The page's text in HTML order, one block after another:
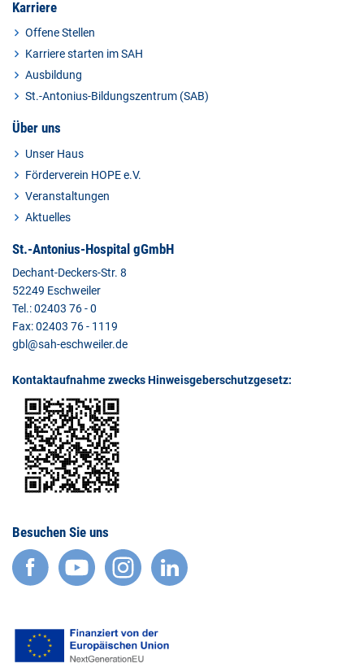
Karriere
Offene Stellen
Karriere starten im SAH
Ausbildung
St.-Antonius-Bildungszentrum (SAB)
Über uns
Unser Haus
Förderverein HOPE e.V.
Veranstaltungen
Aktuelles
St.-Antonius-Hospital gGmbH
Dechant-Deckers-Str. 8
52249 Eschweiler
Tel.: 02403 76 - 0
Fax: 02403 76 - 1119
gbl@sah-eschweiler.de
Kontaktaufnahme zwecks Hinweisgeberschutzgesetz:
Besuchen Sie uns
facebook
YouTube
Instagram